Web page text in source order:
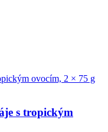
s tropickým